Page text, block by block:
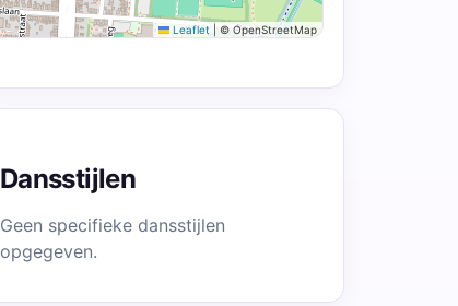
Leaflet © OpenStreetMap
Dansstijlen
Geen specifieke dansstijlen
opgegeven.